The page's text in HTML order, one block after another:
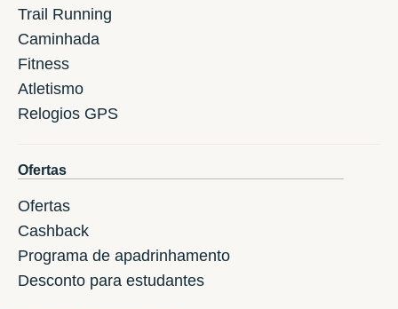
Trail Running
Caminhada
Fitness
Atletismo
Relogios GPS
Ofertas
Ofertas
Cashback
Programa de apadrinhamento
Desconto para estudantes